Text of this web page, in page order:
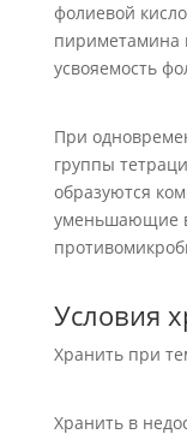
фолиевой
пириметамина
усвояемость
При
группы
образуются
уменьшающие
Условия
Хранить при
Хранить в